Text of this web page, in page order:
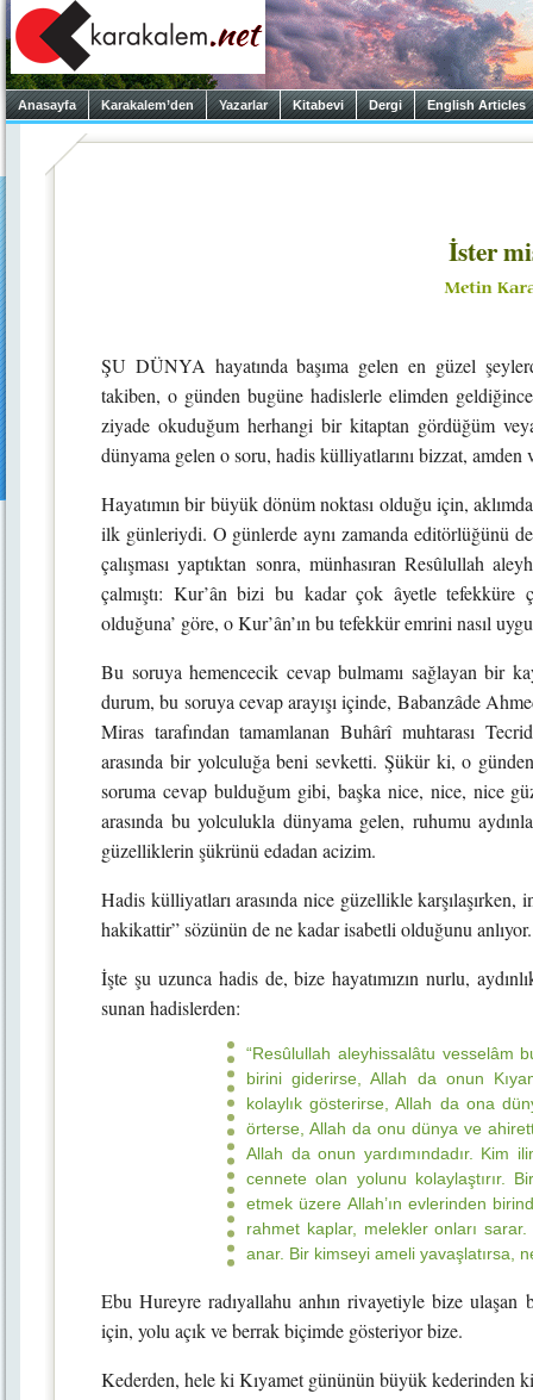
Anasayfa Karakalem’den Yazarlar Kitabevi Dergi English Articles
İster
ŞU DÜNYA hayatında başıma gelen en güzel
takiben, o günden bugüne hadislerle elimden
ziyade okuduğum herhangi bir kitaptan gördüğüm
dünyama gelen o soru, hadis külliyatlarını bizzat,
Hayatımın bir büyük dönüm noktası olduğu için,
ilk günleriydi. O günlerde aynı zamanda editörlüğünü
çalışması yaptıktan sonra, münhasıran Resûlullah
çalmıştı: Kur’ân bizi bu kadar çok âyetle tefekküre
olduğuna’ göre, o Kur’ân’ın bu tefekkür emrini nasıl
Bu soruya hemencecik cevap bulmamı sağlayan bir
durum, bu soruya cevap arayışı içinde, Babanzâde
Miras tarafından tamamlanan Buhârî muhtarası
arasında bir yolculuğa beni sevketti. Şükür ki, o
soruma cevap bulduğum gibi, başka nice, nice, nice
arasında bu yolculukla dünyama gelen, ruhumu
güzelliklerin şükrünü edadan acizim.
Hadis külliyatları arasında nice güzellikle
hakikattir” sözünün de ne kadar isabetli olduğunu anlıyor.
İşte şu uzunca hadis de, bize hayatımızın nurlu,
sunan hadislerden:
“Resûlullah aleyhissalâtu vesselâm
birini giderirse, Allah da onun
kolaylık gösterirse, Allah da ona
örterse, Allah da onu dünya ve
Allah da onun yardımındadır. Kim
cennete olan yolunu kolaylaştırır.
etmek üzere Allah’ın evlerinden
rahmet kaplar, melekler onları
anar. Bir kimseyi ameli yavaşlatırsa,
Ebu Hureyre radıyallahu anhın rivayetiyle bize
için, yolu açık ve berrak biçimde gösteriyor bize.
Kederden, hele ki Kıyamet gününün büyük kederinden